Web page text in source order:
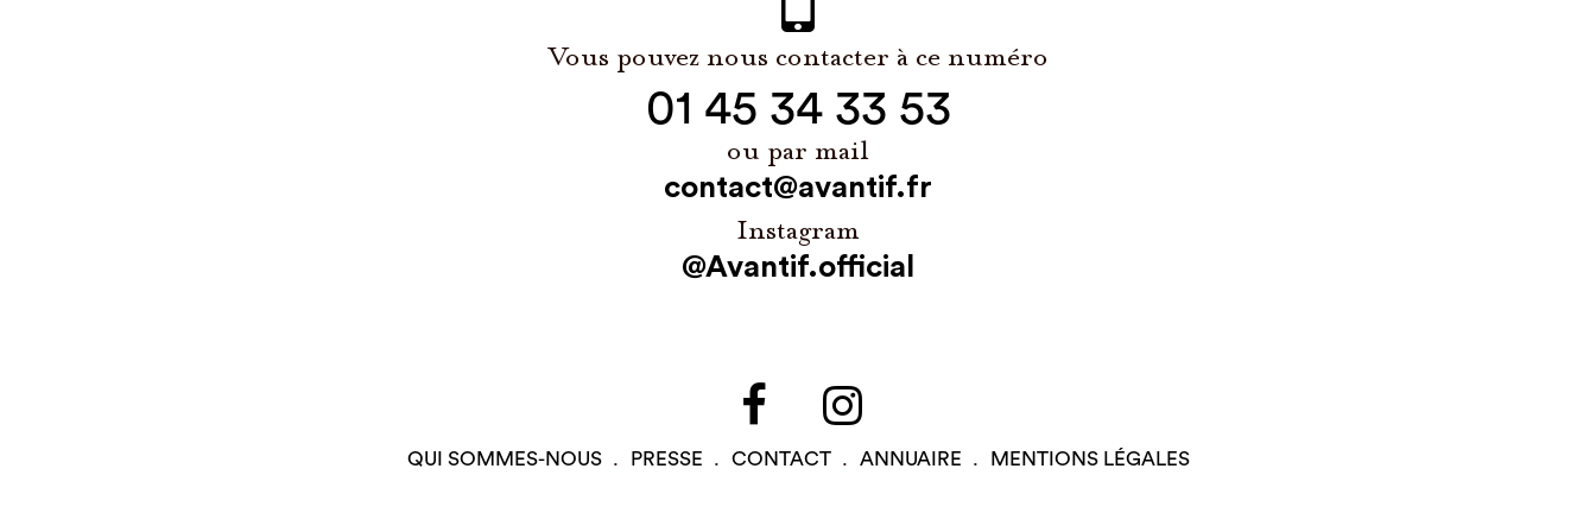
Vous pouvez nous contacter à ce numéro
01 45 34 33 53
ou par mail
contact@avantif.fr
Instagram
@Avantif.official
QUI SOMMES-NOUS PRESSE CONTACT ANNUAIRE MENTIONS LÉGALES